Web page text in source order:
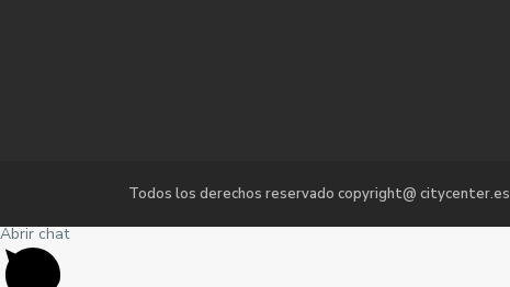
Todos los derechos reservado copyright@ citycenter.es
Abrir chat